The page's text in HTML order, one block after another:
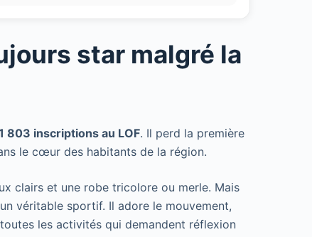
star malgré la
803 inscriptions au LOF. Il perd la première
le cœur des habitants de la région.
clairs et une robe tricolore ou merle. Mais
véritable sportif. Il adore le mouvement,
les activités qui demandent réflexion